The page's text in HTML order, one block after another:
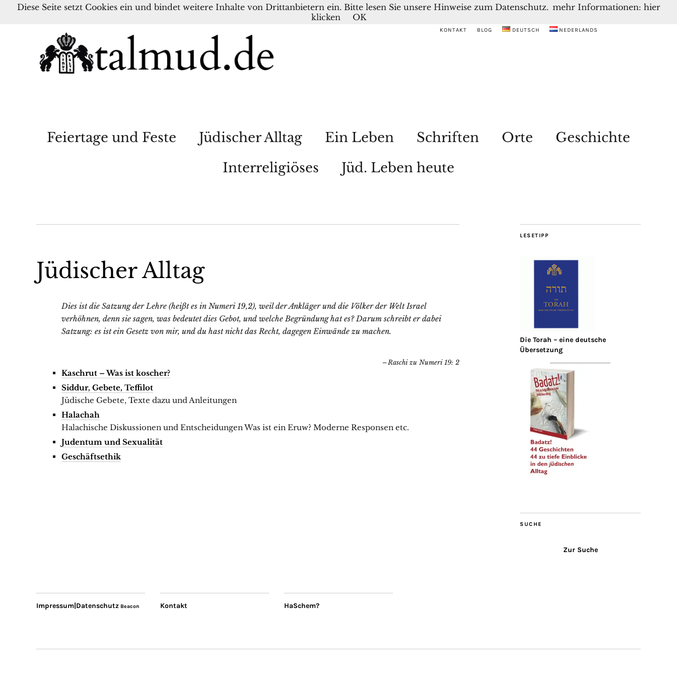
KONTAKT BLOG DEUTSCH NEDERLANDS
Feiertage und Feste Jüdischer Alltag Ein Leben Schriften Orte
Geschichte
Interreligiöses
Jüd. Leben heute
Jüdischer Alltag
Dies ist die Satzung der Lehre (heißt es in Numeri 19,2), weil der Ankläger und die Völker der Welt Israel
verhöhnen, denn sie sagen, was bedeutet dies Gebot, und welche Begründung hat es? Darum schreibt er dabei
Satzung: es ist ein Gesetz von mir, und du hast nicht das Recht, dagegen Einwände zu machen.
Raschi zu Numeri 19: 2
Kaschrut – Was ist koscher?
Siddur, Gebete, Teffilot
Jüdische Gebete, Texte dazu und Anleitungen
Halachah
Halachische Diskussionen und Entscheidungen Was ist ein Eruw? Moderne Responsen etc.
Judentum und Sexualität
Geschäftsethik
LESETIPP
Die Torah – eine deutsche
Übersetzung
SUCHE
Zur Suche
Impressum|Datenschutz Beacon Kontakt HaSchem?
Diese Seite setzt Cookies ein und bindet weitere Inhalte von Drittanbietern ein. Bitte lesen Sie unsere Hinweise zum Datenschutz. mehr Informationen: hier
klicken
OK